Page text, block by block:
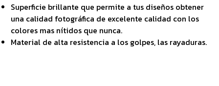
Superficie brillante que permite a tus diseños obtener
una calidad fotográfica de excelente calidad con los
colores mas nítidos que nunca.
Material de alta resistencia a los golpes, las rayaduras.